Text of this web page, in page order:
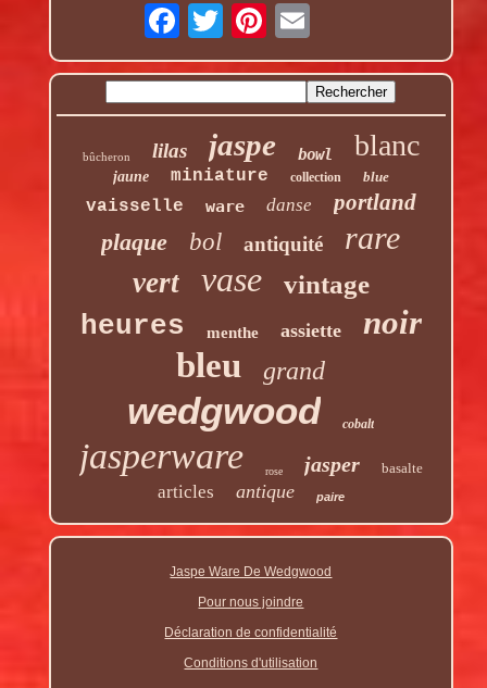
bûcheron lilas jaspe bowl blanc
jaune miniature collection blue
vaisselle ware danse portland
plaque bol antiquité rare
vert vase vintage
heures menthe assiette noir
bleu grand
wedgwood cobalt
jasperware rose jasper basalte
articles antique paire
Jaspe Ware De Wedgwood
Pour nous joindre
Déclaration de confidentialité
Conditions d'utilisation